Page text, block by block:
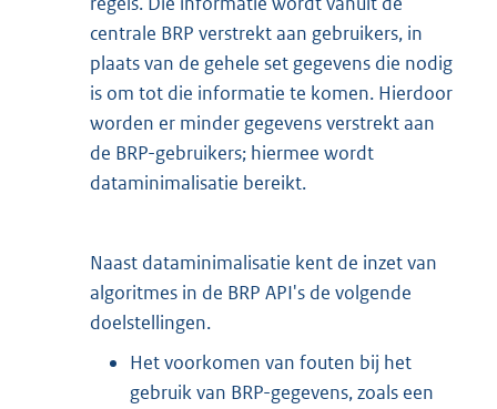
centrale BRP verstrekt aan gebruikers, in
plaats van de gehele set gegevens die nodig
is om tot die informatie te komen. Hierdoor
worden er minder gegevens verstrekt aan
de BRP-gebruikers; hiermee wordt
dataminimalisatie bereikt.
Naast dataminimalisatie kent de inzet van
algoritmes in de BRP API's de volgende
doelstellingen.
Het voorkomen van fouten bij het
gebruik van BRP-gegevens, zoals een